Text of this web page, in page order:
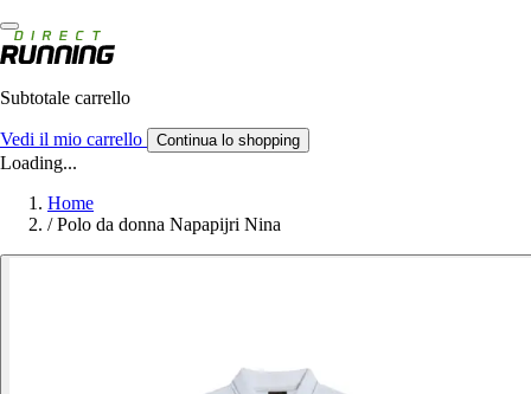
Subtotale carrello
Vedi il mio carrello Continua lo shopping
Loading...
Home
/ Polo da donna Napapijri Nina